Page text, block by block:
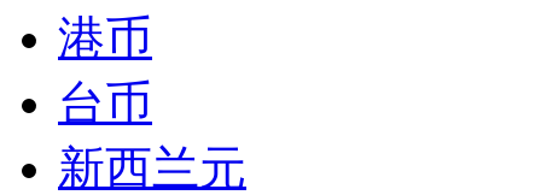
港币
台币
新西兰元